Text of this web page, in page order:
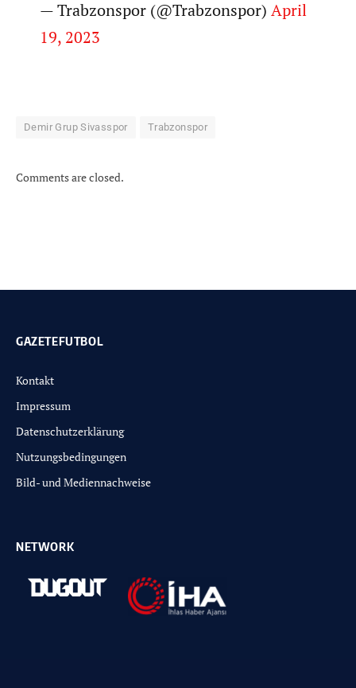
— Trabzonspor (@Trabzonspor)April
19, 2023
Demir Grup Sivasspor Trabzonspor
Comments are closed.
GAZETEFUTBOL
Kontakt
Impressum
Datenschutzerklärung
Nutzungsbedingungen
Bild- und Mediennachweise
NETWORK